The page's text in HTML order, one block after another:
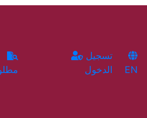
الدخول
EN